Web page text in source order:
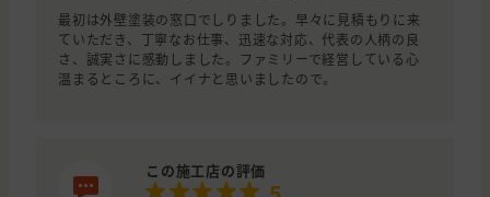
最初は外壁塗装の窓口でしりました。早々に見積もりに来
ていただき、丁寧なお仕事、迅速な対応、代表の人柄の良
さ、誠実さに感動しました。ファミリーで経営している心
温まるところに、イイナと思いましたので。
この施工店の評価